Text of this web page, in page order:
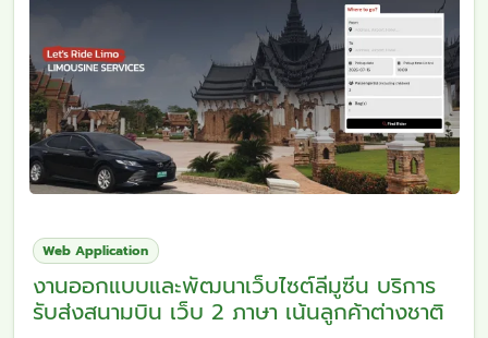
Web Application
งานออกแบบและพัฒนาเว็บไซต์ลีมูซีน บริการ
รับส่งสนามบิน เว็บ 2 ภาษา เน้นลูกค้าต่างชาติ